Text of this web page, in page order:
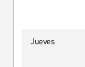
Jueves